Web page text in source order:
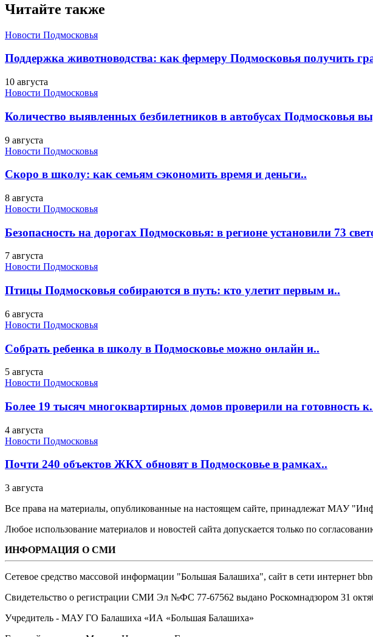
Читайте также
Новости Подмосковья
Поддержка животноводства: как фермеру Подмосковья получить
10 августа
Новости Подмосковья
Количество выявленных безбилетников в автобусах Подмосковья
9 августа
Новости Подмосковья
Скоро в школу: как семьям сэкономить время и деньги..
8 августа
Новости Подмосковья
Безопасность на дорогах Подмосковья: в регионе установили 73
7 августа
Новости Подмосковья
Птицы Подмосковья собираются в путь: кто улетит первым и..
6 августа
Новости Подмосковья
Собрать ребенка в школу в Подмосковье можно онлайн и..
5 августа
Новости Подмосковья
Более 19 тысяч многоквартирных домов проверили на готовность
4 августа
Новости Подмосковья
Почти 240 объектов ЖКХ обновят в Подмосковье в рамках..
3 августа
Все права на материалы, опубликованные на настоящем сайте, принадлежат МАУ
Любое использование материалов и новостей сайта допускается только по
ИНФОРМАЦИЯ О СМИ
Сетевое средство массовой информации "Большая Балашиха", сайт в сети интернет
Свидетельство о регистрации СМИ Эл №ФС ‎77-67562 выдано Роскомнадзором 31
Учредитель - МАУ ГО Балашиха «ИА «Большая Балашиха»